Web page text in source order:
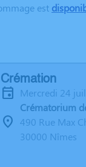
est
Crémation
mercredi 24
Crématorium
490 Rue Max
30000 Nîmes